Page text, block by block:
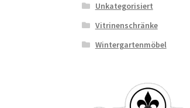
Unkategorisiert
Vitrinenschränke
Wintergartenmöbel